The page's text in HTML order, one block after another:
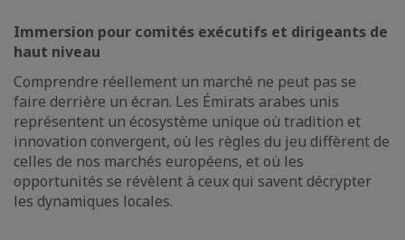
Immersion pour comités exécutifs et dirigeants de
haut niveau
Comprendre réellement un marché ne peut pas se
faire derrière un écran. Les Émirats arabes unis
représentent un écosystème unique où tradition et
innovation convergent, où les règles du jeu diffèrent de
celles de nos marchés européens, et où les
opportunités se révèlent à ceux qui savent décrypter
les dynamiques locales.